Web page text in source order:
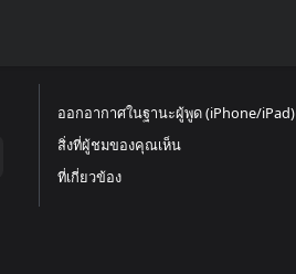
ออกอากาศในฐานะผู้พูด (iPhone/iPad)
สิ่งที่ผู้ชมของคุณเห็น
ที่เกี่ยวข้อง